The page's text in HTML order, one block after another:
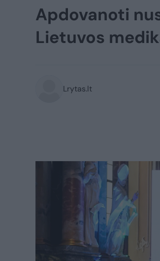
Apdovanoti
Lietuvos
Lrytas.lt